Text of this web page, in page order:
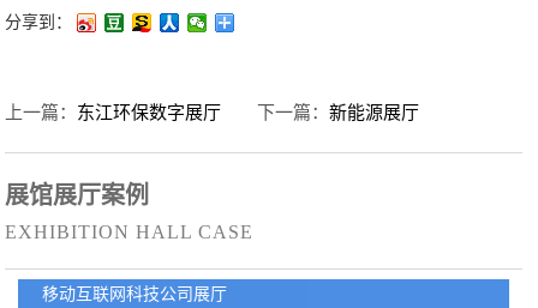
分享到：
上一篇： 东江环保数字展厅 下一篇：新能源展厅
展馆展厅案例
EXHIBITION HALL CASE
移动互联网科技公司展厅